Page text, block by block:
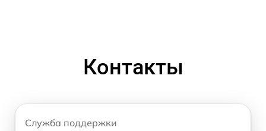
Контакты
Служба поддержки